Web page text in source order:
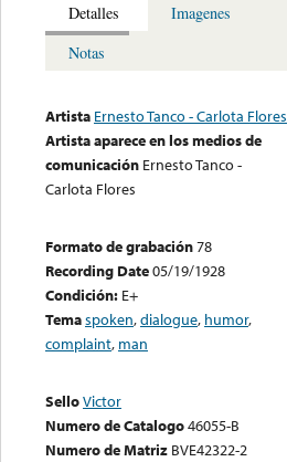
Detalles
Imagenes
Notas
Artista Ernesto Tanco - Carlota Flores
Artista aparece en los medios de
comunicación Ernesto Tanco -
Carlota Flores
Formato de grabación78
Recording Date05/19/1928
Condición: E+
Temaspoken,dialogue, humor,
complaint, man
SelloVictor
Numero de Catalogo46055-B
Numero de Matriz BVE42322-2